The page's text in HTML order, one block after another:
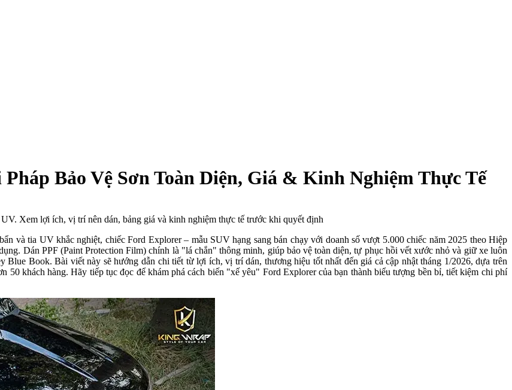
Bảo Vệ Sơn Toàn Diện, Giá & Kinh Nghiệm Thực Tế
Xem lợi ích, vị trí nên dán, bảng giá và kinh nghiệm thực tế trước khi quyết định
và tia UV khắc nghiệt, chiếc Ford Explorer – mẫu SUV hạng sang bán chạy với doanh số vượt 5.000 chiếc năm 2025 theo Hiệp
Dán PPF (Paint Protection Film) chính là "lá chắn" thông minh, giúp bảo vệ toàn diện, tự phục hồi vết xước nhỏ và giữ xe luôn
Book. Bài viết này sẽ hướng dẫn chi tiết từ lợi ích, vị trí dán, thương hiệu tốt nhất đến giá cả cập nhật tháng 1/2026, dựa trên
khách hàng. Hãy tiếp tục đọc để khám phá cách biến "xế yêu" Ford Explorer của bạn thành biểu tượng bền bỉ, tiết kiệm chi phí